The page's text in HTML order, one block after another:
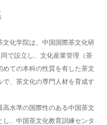
化学院は、中国国際茶文化研
で設立し、文化産業管理（茶
ての本科の性質を有した茶文
、茶文化の専門人材を育成す
高水準の国際性のある中国茶文
、中国茶文化教育訓練センタ